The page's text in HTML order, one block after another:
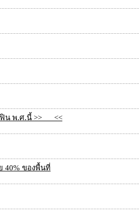
น พ.ศ.นี้ >>___<<
40% ของพื้นที่